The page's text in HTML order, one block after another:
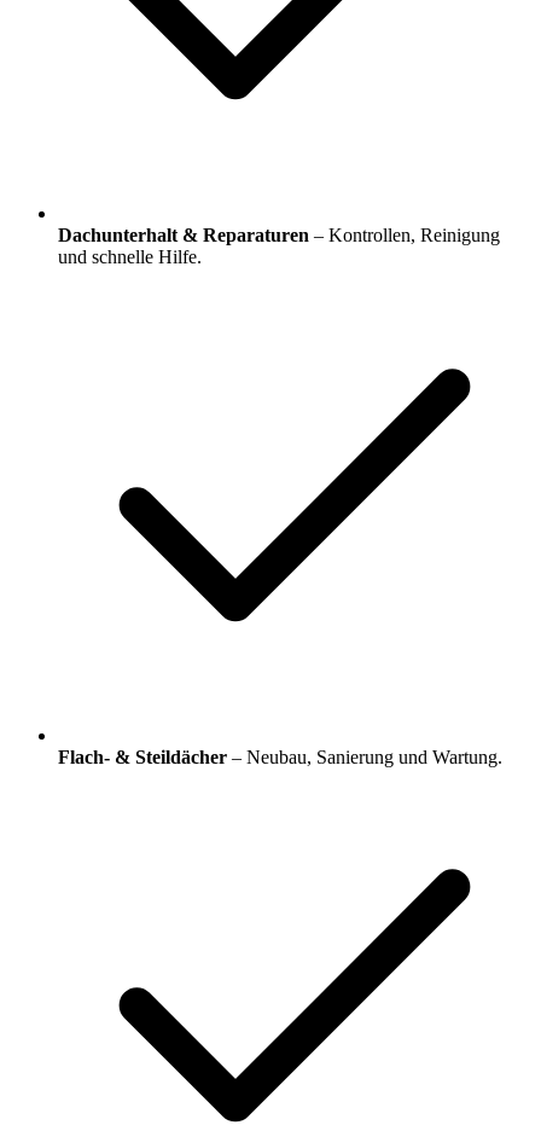
Dachunterhalt & Reparaturen – Kontrollen, Reinigung
und schnelle Hilfe.
Flach- & Steildächer – Neubau, Sanierung und Wartung.